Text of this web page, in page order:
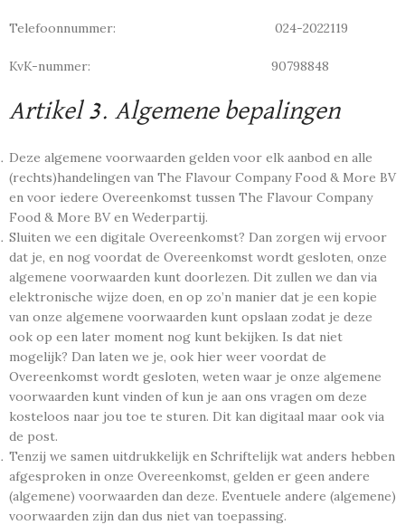
Telefoonnummer: 024-2022119
KvK-nummer: 90798848
Artikel 3. Algemene bepalingen
Deze algemene voorwaarden gelden voor elk aanbod en alle
(rechts)handelingen van The Flavour Company Food & More BV
en voor iedere Overeenkomst tussen The Flavour Company
Food & More BV en Wederpartij.
Sluiten we een digitale Overeenkomst? Dan zorgen wij ervoor
dat je, en nog voordat de Overeenkomst wordt gesloten, onze
algemene voorwaarden kunt doorlezen. Dit zullen we dan via
elektronische wijze doen, en op zo’n manier dat je een kopie
van onze algemene voorwaarden kunt opslaan zodat je deze
ook op een later moment nog kunt bekijken. Is dat niet
mogelijk? Dan laten we je, ook hier weer voordat de
Overeenkomst wordt gesloten, weten waar je onze algemene
voorwaarden kunt vinden of kun je aan ons vragen om deze
kosteloos naar jou toe te sturen. Dit kan digitaal maar ook via
de post.
Tenzij we samen uitdrukkelijk en Schriftelijk wat anders hebben
afgesproken in onze Overeenkomst, gelden er geen andere
(algemene) voorwaarden dan deze. Eventuele andere (algemene)
voorwaarden zijn dan dus niet van toepassing.